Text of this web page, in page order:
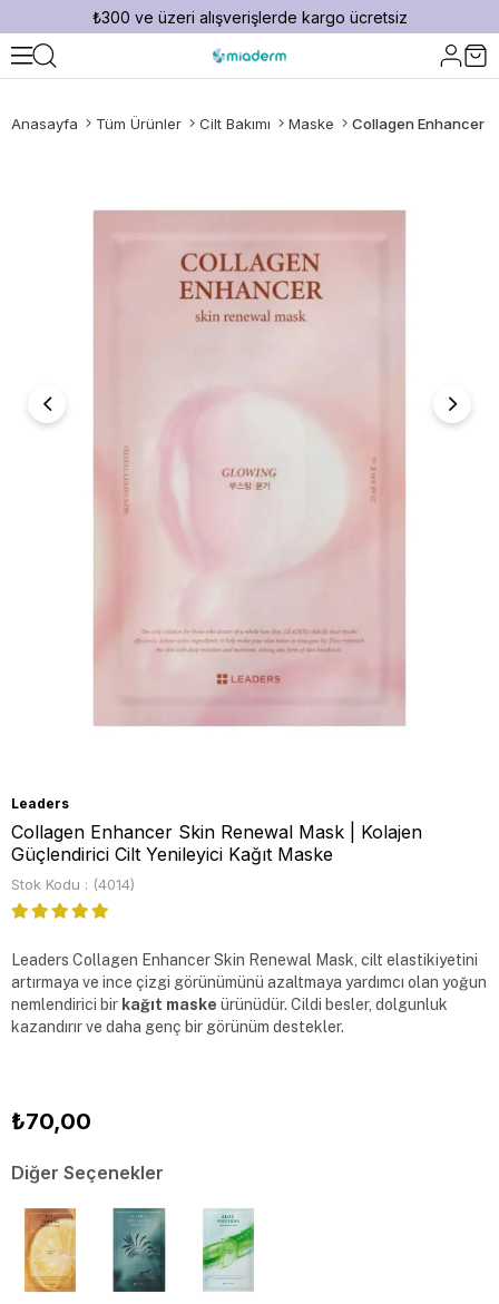
₺300 ve üzeri alışverişlerde kargo ücretsiz
Anasayfa Tüm Ürünler Cilt Bakımı Maske
Leaders
Collagen Enhancer Skin Renewal Mask | Kolajen
Güçlendirici Cilt Yenileyici Kağıt Maske
Stok Kodu (4014)
Leaders Collagen Enhancer Skin Renewal Mask, cilt elastikiyetini
artırmaya ve ince çizgi görünümünü azaltmaya yardımcı olan yoğun
nemlendirici bir kağıt maske ürünüdür. Cildi besler, dolgunluk
kazandırır ve daha genç bir görünüm destekler.
₺70,00
Diğer Seçenekler